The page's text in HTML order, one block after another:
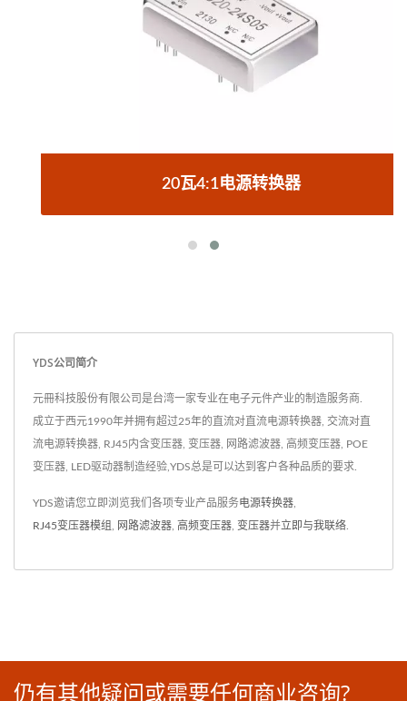
20瓦4:1电源转换器
YDS公司简介
元冊科技股份有限公司是台湾一家专业在电子元件产业的制造服务商.
成立于西元1990年并拥有超过25年的直流对直流电源转换器, 交流对直
流电源转换器, RJ45内含变压器, 变压器, 网路滤波器, 高频变压器, POE
变压器, LED驱动器制造经验,YDS总是可以达到客户各种品质的要求.
YDS邀请您立即浏览我们各项专业产品服务电源转换器
RJ45变压器模组 网路滤波器 高频变压器 变压器并 立即与我联络
仍有其他疑问或需要任何商业咨询?